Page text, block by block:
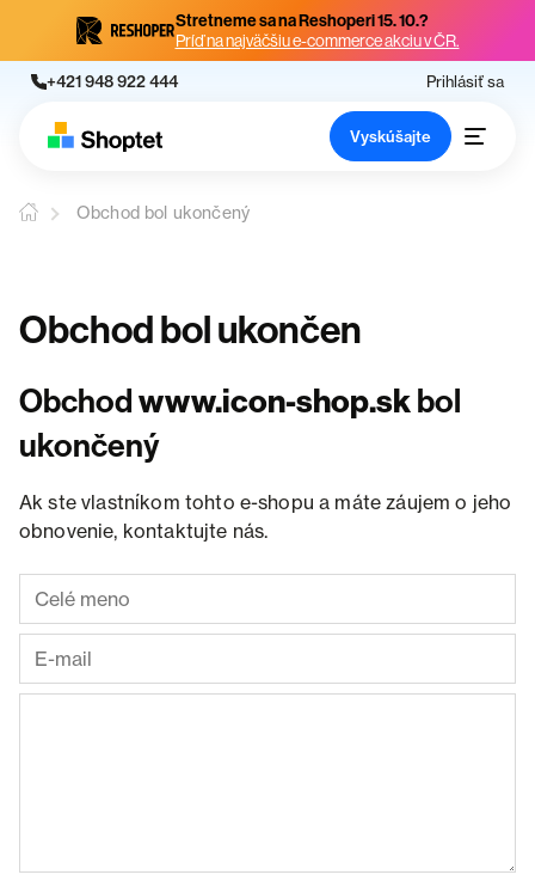
Stretneme sa na Reshoperi 15. 10.?
Príď na najväčšiu e-commerce akciu v ČR.
+421 948 922 444 Prihlásiť sa
Vyskúšajte
Obchod bol ukončený
Obchod bol ukončen
Obchodwww.icon-shop.skbol
ukončený
Ak ste vlastníkom tohto e-shopu a máte záujem o jeho
obnovenie, kontaktujte nás.